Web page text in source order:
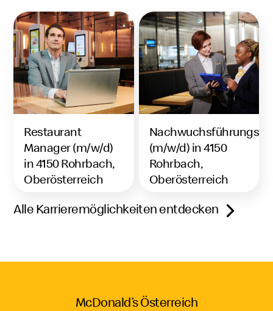
Restaurant
Manager (m/w/d)
in 4150 Rohrbach,
Oberösterreich
(m/w/d) in 4150
Rohrbach,
Oberösterreich
Alle Karrieremöglichkeiten entdecken
McDonald’s Österreich